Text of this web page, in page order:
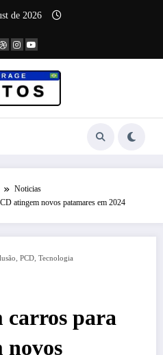
de 2026
Noticias
atingem novos patamares em 2024
, PCD, Tecnologia
carros para
novos